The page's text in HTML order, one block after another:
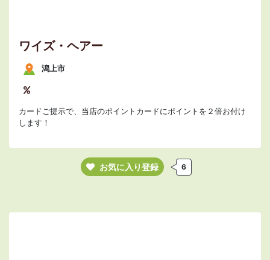
ワイズ・ヘアー
潟上市
カードご提示で、当店のポイントカードにポイントを２倍お付け
します！
お気に入り登録 6